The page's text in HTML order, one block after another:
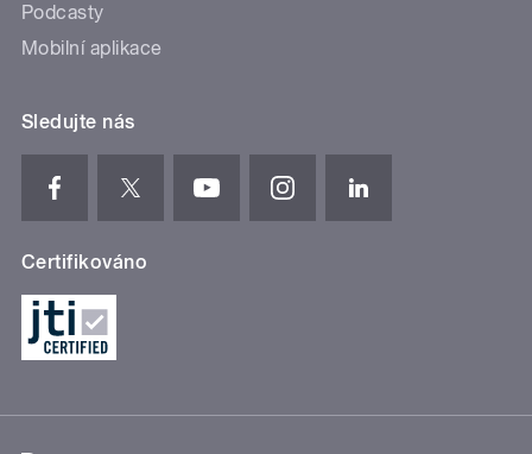
Podcasty
Mobilní aplikace
Sledujte nás
Certifikováno